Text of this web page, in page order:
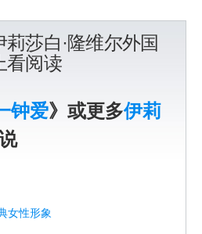
莉莎白·隆维尔外国
看阅读
钟爱》或更多伊莉
女性形象